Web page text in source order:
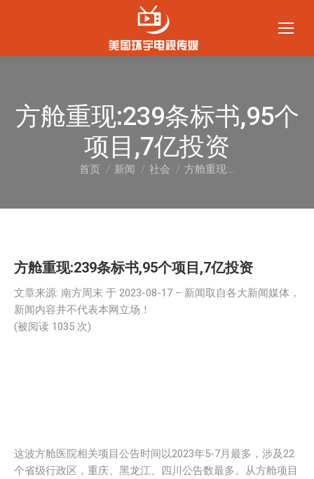
方舱重现:239条标书,95个
项目,7亿投资
您在这里：
首页 新闻 社会 方舱重现:…
方舱重现:239条标书,95个项目,7亿投资
文章来源: 南方周末 于 2023-08-17 – 新闻取自各大新闻媒体，
新闻内容并不代表本网立场！
(被阅读 1035 次)
这波方舱医院相关项目公告时间以2023年5-7月最多，涉及22
个省级行政区，重庆、黑龙江、四川公告数最多。从方舱项目